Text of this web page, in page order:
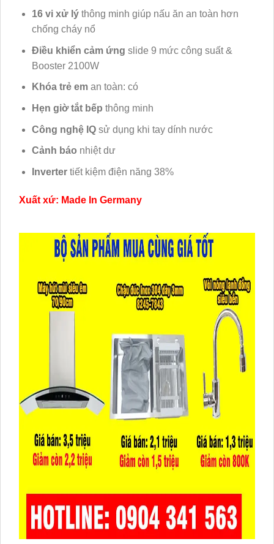
16 vi xử lýthông minh giúp nấu ăn an toàn hơn
chống cháy nổ
Điều khiển cảm ứng slide 9 mức công suất &
Booster 2100W
Khóa trẻ em an toàn: có
Hẹn giờ tắt bếp thông minh
Công nghệ IQsử dụng khi tay dính nước
Cảnh báo nhiệt dư
Invertertiết kiệm điện năng 38%
Xuất xứ: Made In Germany